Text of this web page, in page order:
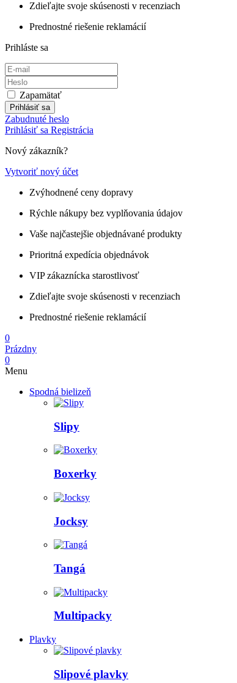
Zdieľajte svoje skúsenosti v recenziach
Prednostné riešenie reklamácií
Prihláste sa
Zapamätať
Prihlásiť sa
Zabudnuté heslo
Prihlásiť sa Registrácia
Nový zákazník?
Vytvoriť nový účet
Zvýhodnené ceny dopravy
Rýchle nákupy bez vyplňovania údajov
Vaše najčastejšie objednávané produkty
Prioritná expedícia objednávok
VIP zákaznícka starostlivosť
Zdieľajte svoje skúsenosti v recenziach
Prednostné riešenie reklamácií
0
Prázdny
0
Menu
Spodná bielizeň
Slipy
Boxerky
Jocksy
Tangá
Multipacky
Plavky
Slipové plavky